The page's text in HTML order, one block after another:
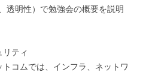
透明性）で勉強会の概要を説明
ティ
コムでは、インフラ、ネットワ